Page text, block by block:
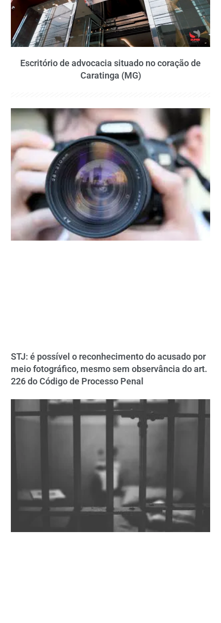
Escritório de advocacia situado no coração de
Caratinga (MG)
STJ: é possível o reconhecimento do acusado por
meio fotográfico, mesmo sem observância do art.
226 do Código de Processo Penal